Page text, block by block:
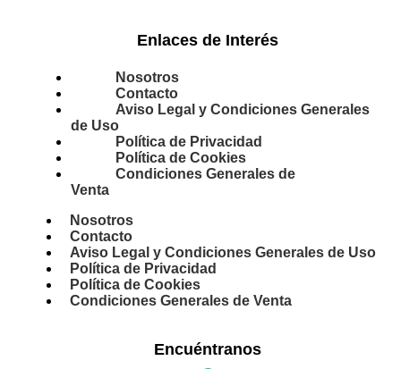
Enlaces de Interés
Nosotros
Contacto
Aviso Legal y Condiciones Generales
de Uso
Política de Privacidad
Política de Cookies
Condiciones Generales de
Venta
Nosotros
Contacto
Aviso Legal y Condiciones Generales de Uso
Política de Privacidad
Política de Cookies
Condiciones Generales de Venta
Encuéntranos